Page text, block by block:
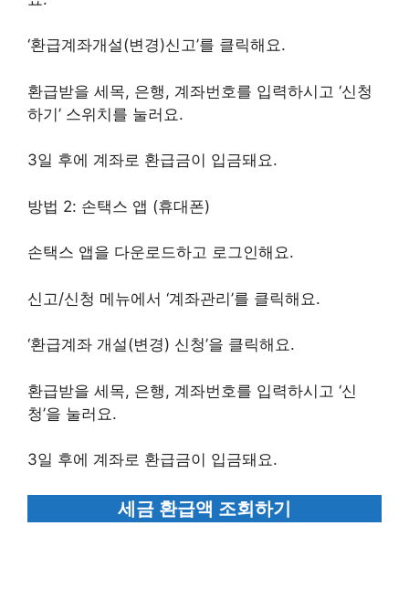
‘환급계좌개설(변경)신고’를 클릭해요.
환급받을 세목, 은행, 계좌번호를 입력하시고 ‘신청
하기’ 스위치를 눌러요.
3일 후에 계좌로 환급금이 입금돼요.
방법 2: 손택스 앱 (휴대폰)
손택스 앱을 다운로드하고 로그인해요.
신고/신청 메뉴에서 ‘계좌관리’를 클릭해요.
‘환급계좌 개설(변경) 신청’을 클릭해요.
환급받을 세목, 은행, 계좌번호를 입력하시고 ‘신
청’을 눌러요.
3일 후에 계좌로 환급금이 입금돼요.
세금 환급액 조회하기